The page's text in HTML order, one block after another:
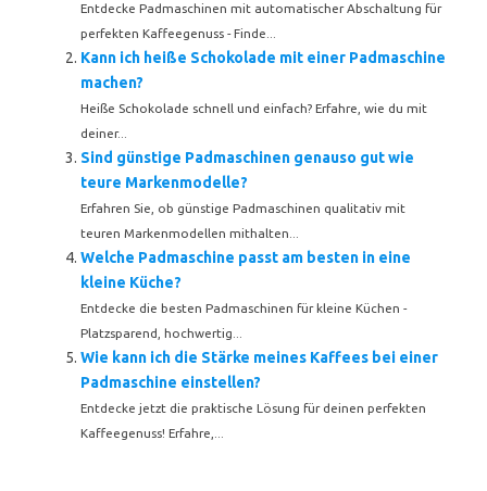
Entdecke Padmaschinen mit automatischer Abschaltung für
perfekten Kaffeegenuss - Finde...
Kann ich heiße Schokolade mit einer Padmaschine
machen?
Heiße Schokolade schnell und einfach? Erfahre, wie du mit
deiner...
Sind günstige Padmaschinen genauso gut wie
teure Markenmodelle?
Erfahren Sie, ob günstige Padmaschinen qualitativ mit
teuren Markenmodellen mithalten...
Welche Padmaschine passt am besten in eine
kleine Küche?
Entdecke die besten Padmaschinen für kleine Küchen -
Platzsparend, hochwertig...
Wie kann ich die Stärke meines Kaffees bei einer
Padmaschine einstellen?
Entdecke jetzt die praktische Lösung für deinen perfekten
Kaffeegenuss! Erfahre,...